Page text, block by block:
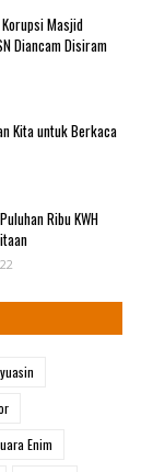
Masjid
Diancam Disiram
Kita untuk Berkaca
Ribu KWH
Enim